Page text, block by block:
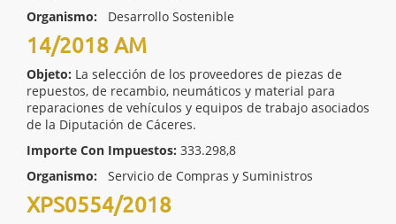
Organismo:
Desarrollo Sostenible
14/2018 AM
Objeto: La selección de los proveedores de piezas de
repuestos, de recambio, neumáticos y material para
reparaciones de vehículos y equipos de trabajo asociados
de la Diputación de Cáceres.
Importe Con Impuestos: 333.298,8
Organismo:
Servicio de Compras y Suministros
XPS0554/2018